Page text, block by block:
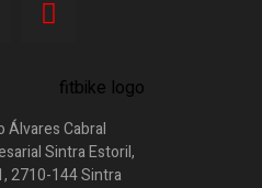
Álvares Cabral
Sintra Estoril,
2710-144 Sintra